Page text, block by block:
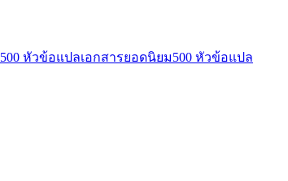
500 หัวข้อแปลเอกสารยอดนิยม500 หัวข้อแปล